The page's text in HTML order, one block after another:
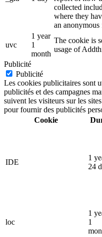
collected
where they
an anonymous
uvc
1 year
1
month
The cookie is
usage of
Publicité
Publicité
Les cookies publicitaires sont
publicités et des campagnes
suivent les visiteurs sur les
pour fournir des publicités
Cookie
IDE
1
24
loc
1
1